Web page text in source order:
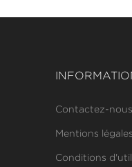
Contactez-nous
Mentions légales
Conditions